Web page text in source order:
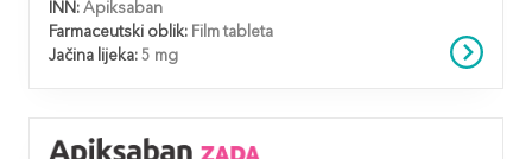
INN: Apiksaban
Farmaceutski oblik: Film tableta
Jačina lijeka: 5 mg